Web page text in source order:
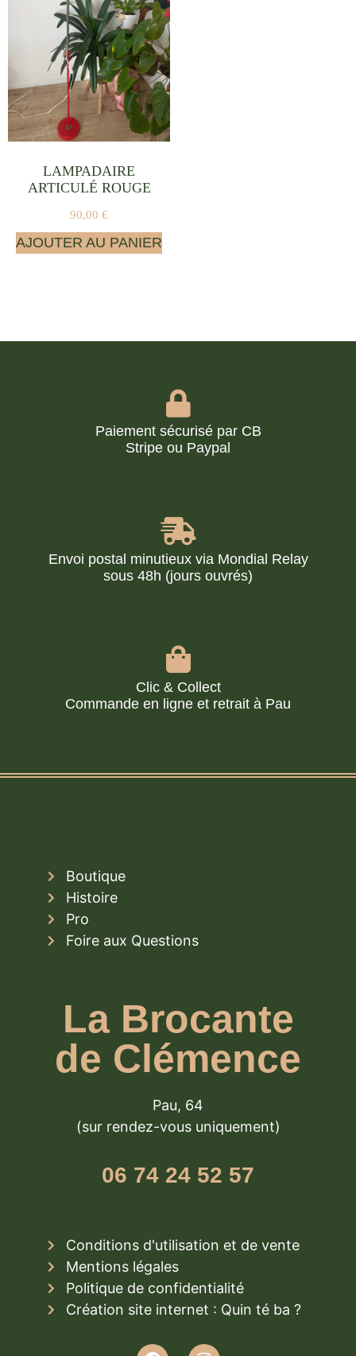
LAMPADAIRE
ARTICULÉ ROUGE
90,00 €
AJOUTER AU PANIER
Paiement sécurisé par CB
Stripe ou Paypal
Envoi postal minutieux via Mondial Relay
sous 48h (jours ouvrés)
Clic & Collect
Commande en ligne et retrait à Pau
Boutique
Histoire
Pro
Foire aux Questions
La Brocante
de Clémence
Pau, 64
(sur rendez-vous uniquement)
06 74 24 52 57
Conditions d'utilisation et de vente
Mentions légales
Politique de confidentialité
Création site internet : Quin té ba ?